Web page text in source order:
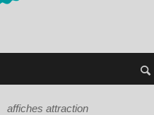
affiches attraction